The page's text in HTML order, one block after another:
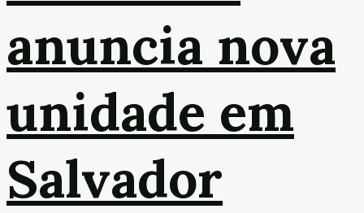
anuncia nova
unidade em
Salvador